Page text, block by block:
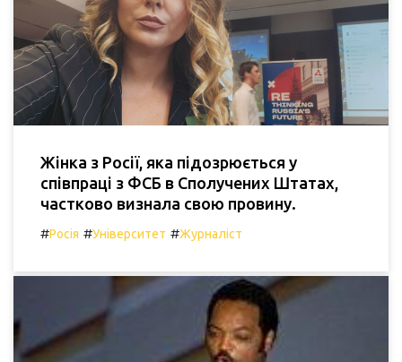
Жінка з Росії, яка підозрюється у
співпраці з ФСБ в Сполучених Штатах,
частково визнала свою провину.
#Росія #Університет #Журналіст